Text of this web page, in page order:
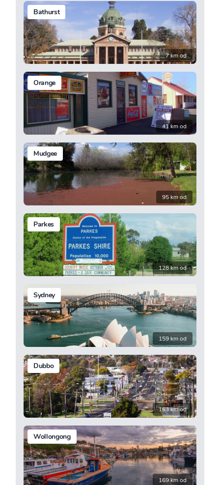
Bathurst
7 km od
Orange
41 km od
Mudgee
95 km od
Parkes
128 km od
Sydney
159 km od
Dubbo
163 km od
Wollongong
169 km od